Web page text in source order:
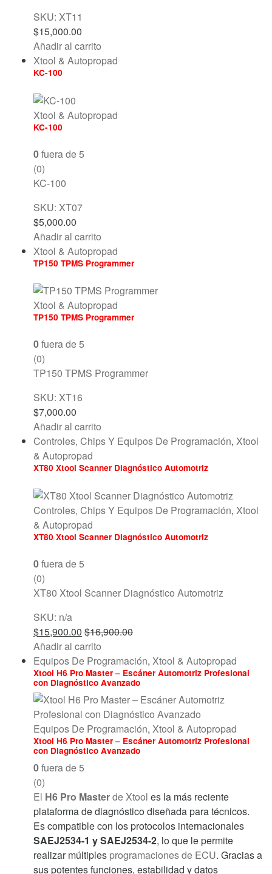
SKU: XT11
$15,000.00
Añadir al carrito
Xtool & Autopropad
KC-100
Xtool & Autopropad
KC-100
0fuera de 5
(0)
KC-100
SKU: XT07
$5,000.00
Añadir al carrito
Xtool & Autopropad
TP150 TPMS Programmer
Xtool & Autopropad
TP150 TPMS Programmer
0fuera de 5
(0)
TP150 TPMS Programmer
SKU: XT16
$7,000.00
Añadir al carrito
Controles, Chips Y Equipos De Programación, Xtool
& Autopropad
XT80 Xtool Scanner Diagnóstico Automotriz
Controles, Chips Y Equipos De Programación, Xtool
& Autopropad
XT80 Xtool Scanner Diagnóstico Automotriz
0fuera de 5
(0)
XT80 Xtool Scanner Diagnóstico Automotriz
SKU: n/a
$15,900.00 $16,900.00
Añadir al carrito
Equipos De Programación, Xtool & Autopropad
Xtool H6 Pro Master – Escáner Automotriz Profesional
con Diagnóstico Avanzado
Equipos De Programación, Xtool & Autopropad
Xtool H6 Pro Master – Escáner Automotriz Profesional
con Diagnóstico Avanzado
0fuera de 5
(0)
El H6 Pro MasterdeXtool es la más reciente
plataforma de diagnóstico diseñada para técnicos.
Es compatible con los protocolos internacionales
SAEJ2534-1 y SAEJ2534-2, lo que le permite
realizar múltiples programaciones de ECU. Gracias a
sus potentes funciones, estabilidad y datos